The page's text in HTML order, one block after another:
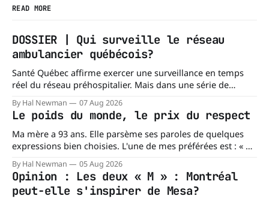
READ MORE
DOSSIER | Qui surveille le réseau
ambulancier québécois?
Santé Québec affirme exercer une surveillance en temps
réel du réseau préhospitalier. Mais dans une série de
l'organisation confirme ne pas tenir certains registres
provinciaux qui permettraient de mesurer des situations
pourtant fondamentales pour évaluer la capacité du réseau
à répondre à
By Hal Newman 07 Aug 2026
Le poids du monde, le prix du respect
Ma mère a 93 ans. Elle parsème ses paroles de quelques
expressions bien choisies. L'une de mes préférées est : « À
évoque la folie, les lubies, les absurdités de la vie. Chacun
porte les siennes. Elle en a d'
By Hal Newman 05 Aug 2026
Opinion : Les deux « M » : Montréal
peut-elle s'inspirer de Mesa?